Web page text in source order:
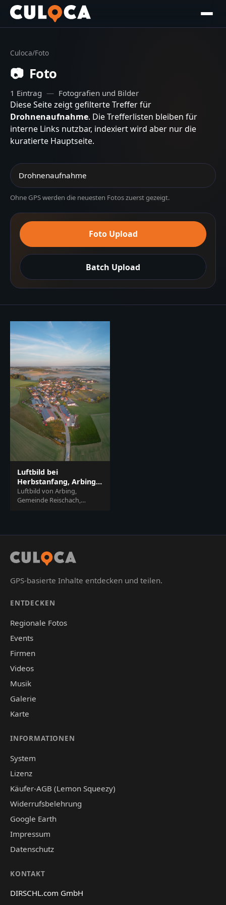
Culoca/Foto
📷 Foto
1 Eintrag — Fotografien und Bilder
Diese Seite zeigt gefilterte Treffer für
Drohnenaufnahme. Die Trefferlisten bleiben für
interne Links nutzbar, indexiert wird aber nur die
kuratierte Hauptseite.
Ohne GPS werden die neuesten Fotos zuerst gezeigt.
Foto Upload
Batch Upload
Luftbild bei
Herbstanfang, Arbing,
Altötting, Oberbayern
Luftbild von Arbing,
Gemeinde Reischach,
Herbstlandschaft mi...
GPS-basierte Inhalte entdecken und teilen.
ENTDECKEN
Regionale Fotos
Events
Firmen
Videos
Musik
Galerie
Karte
INFORMATIONEN
System
Lizenz
Käufer-AGB (Lemon Squeezy)
Widerrufsbelehrung
Google Earth
Impressum
Datenschutz
KONTAKT
DIRSCHL.com GmbH